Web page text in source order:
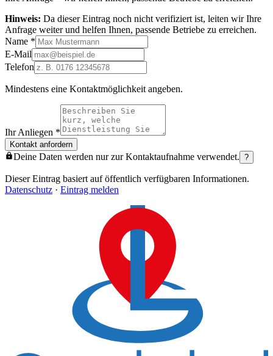
Hinweis: Da dieser Eintrag noch nicht verifiziert ist, leiten wir Ihre
Anfrage weiter und helfen Ihnen, passende Betriebe zu erreichen.
Name *
E-Mail
Telefon
Mindestens eine Kontaktmöglichkeit angeben.
Ihr Anliegen *
Kontakt anfordern
Deine Daten werden nur zur Kontaktaufnahme verwendet. ?
Dieser Eintrag basiert auf öffentlich verfügbaren Informationen.
Datenschutz · Eintrag melden